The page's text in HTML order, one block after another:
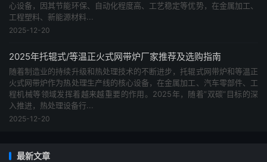
心设备，因其节能环保、自动化程度高、工艺稳定等优势，在金属加工、
工程塑料、新能源材料...
2025-12-20
2025年托辊式/等温正火式网带炉厂家推荐及选购指南
随着制造业的持续升级和热处理技术的不断进步，托辊式网带炉和等温正
火式网带炉作为热处理生产线的核心设备，在金属加工、汽车零部件、工
程机械等领域发挥着越来越重要的作用。2025年，随着”双碳”目标的深
入推进，热处理设备行...
2025-12-20
最新文章